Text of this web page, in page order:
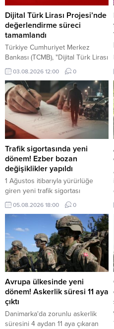
Dijital Türk Lirası Projesi’nde
değerlendirme süreci
tamamlandı
Türkiye Cumhuriyet Merkez
Bankası (TCMB), "Dijital Türk Lirası
Projesi" ekosistemine katılım
çağrısına ilişkin başvuru
değerlendirme süreçlerinin
tamamlandığını bildirdi.
03.08.2026 12:00 0
Trafik sigortasında yeni
dönem! Ezber bozan
değişiklikler yapıldı
1 Ağustos itibarıyla yürürlüğe
giren yeni trafik sigortası
düzenlemesiyle eksper atamaları
dijital sistem üzerinden yapılacak,
40 bin TL üzerindeki hasarlarda
bağımsız eksper incelemesi
zorunlu olacak.
05.08.2026 18:00 0
Avrupa ülkesinde yeni
dönem! Askerlik süresi 11 aya
çıktı
Danimarka'da zorunlu askerlik
süresini 4 aydan 11 aya çıkaran